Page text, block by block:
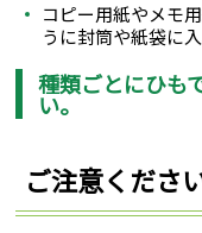
コピー用紙やメモ
うに封筒や紙袋に
種類ごとにひも
い。
ご注意くださ